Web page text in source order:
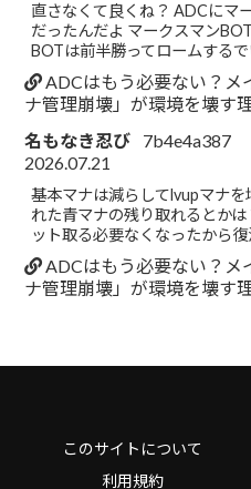
直さなくて良くね？ ADCにマ
だったんだよ マークスマン
BOTは前半勝ってロームする
ADCはもう必要ない？メ
ナ管理崩壊」が環境を壊す
名もなき忍び
7b4e4a387
2026.07.21
基本マナは減らしてlvupマナ
れた青マナの残り取れるとか
ット取る必要なくなったから
ADCはもう必要ない？メ
ナ管理崩壊」が環境を壊す
このサイトについて
利用規約